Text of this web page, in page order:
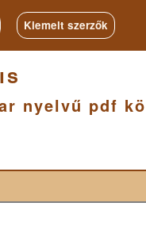
Kiemelt szerzők
nyelvű pdf